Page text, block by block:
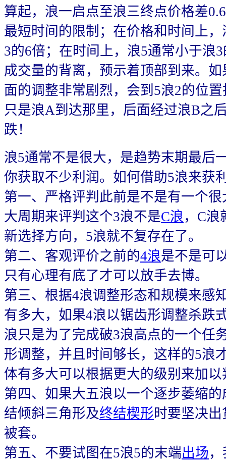
算起，浪一启点至浪三终点价格差
最短时间的限制；在价格和时间上
3的6倍；在时间上，浪5通常小于浪
成交量的背离，预示着顶部到来。
面的调整非常剧烈，会到5浪2的位
只是浪A到达那里，后面经过浪B之
跌！
浪5通常不是很大，是趋势末期最后
你获取不少利润。如何借助5浪来获
第一、严格评判此前是不是有一个
大周期来评判这个3浪不是C浪 ，C浪
新选择方向，5浪就不复存在了。
第二、客观评价之前的4浪是不是可
只有心理有底了才可以放手去博。
第三、根据4浪调整形态和规模来感
有多大，如果4浪以锯齿形调整杀跌
浪只是为了完成破3浪高点的一个任
形调整，并且时间够长，这样的5浪
体有多大可以根据更大的级别来加以
第四、如果大五浪以一个逐步萎缩
结倾斜三角形及终结楔形时要坚决
被套。
第五、不要试图在5浪5的末端出场